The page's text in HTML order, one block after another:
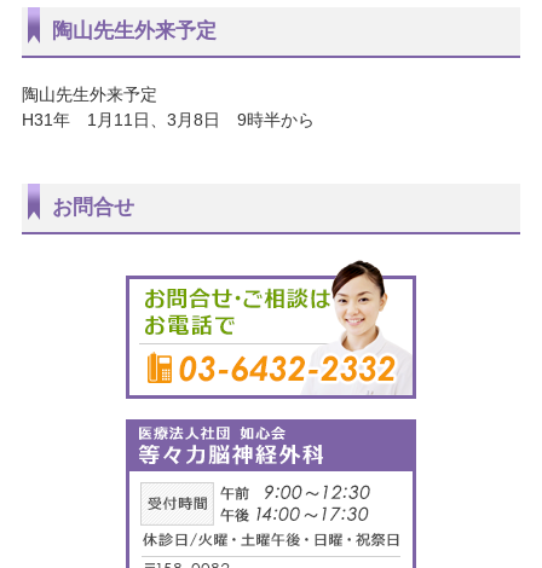
陶山先生外来予定
陶山先生外来予定
H31年 1月11日、3月8日 9時半から
お問合せ